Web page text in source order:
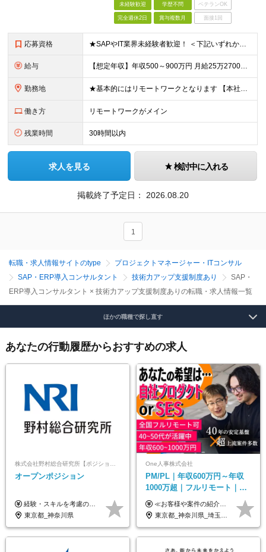
未経験歓迎 学歴不問 ベテランOK
完全週休2日 賞与複数月 面接1回
応募資格 ★SAPやIT業界未経験者歓迎！ ＜下記いずれかのご経験をお持ちの方＞ ◆パッケージ製品の導入経験をお持ちの方（SAP経験は不問） ◆製造業・商社のお客様向けのシステム開発において、要件定義のご経験
給与 【想定年収】年収500～900万円 月給25万2700円～41万8000円 ※給与額は年齢・経験・能力を考慮のうえ、当社規定により優遇します。 ※試用期間は3ヶ月。その間の給与・待遇に差異はありませ
勤務地 ★基本的にはリモートワークとなります 【本社別館】 東京都品川区大崎1-11-1 ゲートシティ大崎ウエストタワー 【関西支社】 大阪府大阪市北区堂島浜1-2-1 新ダイビル 【中部支社】 愛知県
働き方 リモートワークがメイン
残業時間 30時間以内
求人を見る 検討中に入れる
掲載終了予定日： 2026.08.20
1
転職・求人情報サイトのtype
プロジェクトマネージャー・ITコンサル
SAP・ERP導入コンサルタント
技術力アップ支援制度あり
SAP・
ERP導入コンサルタント × 技術力アップ支援制度ありの転職・求人情報一覧
ほかの職種で探し直す
あなたの行動履歴からおすすめの求人
株式会社野村総合研究所【ポジションマッチ登録】
オープンポジション
経験・スキルを考慮の上、決定します。
東京都_神奈川県
One人事株式会社
PM/PL｜年収600万円～年収
1000万超｜フルリモート｜
SIerへの変革期をリード＆自
社サービス
≪お客様や案件の紹介によりインセンティブを支給！≫ 月給40万円以上＋賞与年2回＋インセンティブ ◎経験やスキルを考慮の上、優遇します ◎上記月給は固定残業代月45時間分(月額9万1040円以上)を含みます。超過した場合は全額追加支給します ◎試用期間3カ月あり(給与や福利厚生等は同じです) ＜年収例＞ 36歳／PL（元SE）／580万円 / 官公庁向けWebシステム開発 ※メンバーから2年でPLへ昇格 41歳／SL／616万円 / メーカー向けWebサイト開発 46歳／PL／742万円 / 金融情報連携システム開発 52歳 / PM / 952万円 / 信販システムの再構築 55歳 / PM / 910万円 / 製造業向け基盤構築開発
東京都_神奈川県_埼玉県_千葉県_大阪府_愛知県_北海道_青森県_岩手県_宮城県_秋田県_山形県_福島県_茨城県_栃木県_群馬県_新潟県_山梨県_長野県_富山県_石川県_福井県_静岡県_岐阜県_三重県_兵庫県_京都府_滋賀県_奈良県_和歌山県_広島県_岡山県_鳥取県_島根県_山口県_徳島県_香川県_愛媛県_高知県_福岡県_熊本県_佐賀県_長崎県_大分県_宮崎県_鹿児島県_沖縄県